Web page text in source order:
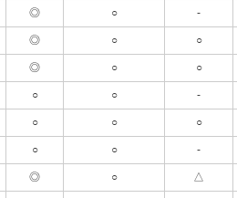
◎ ○ -
◎ ○ ○
◎ ○ ○
○ ○ -
○ ○ ○
○ ○ -
◎ ○ △